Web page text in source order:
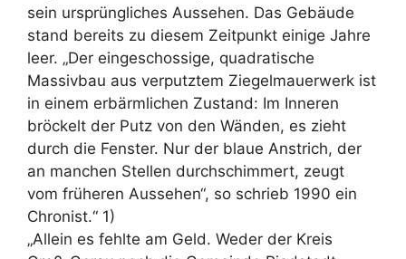
sein ursprüngliches Aussehen. Das Gebäude
stand bereits zu diesem Zeitpunkt einige Jahre
leer. „Der eingeschossige, quadratische
Massivbau aus verputztem Ziegelmauerwerk ist
in einem erbärmlichen Zustand: Im Inneren
bröckelt der Putz von den Wänden, es zieht
durch die Fenster. Nur der blaue Anstrich, der
an manchen Stellen durchschimmert, zeugt
vom früheren Aussehen“, so schrieb 1990 ein
Chronist.“ 1)
„Allein es fehlte am Geld. Weder der Kreis